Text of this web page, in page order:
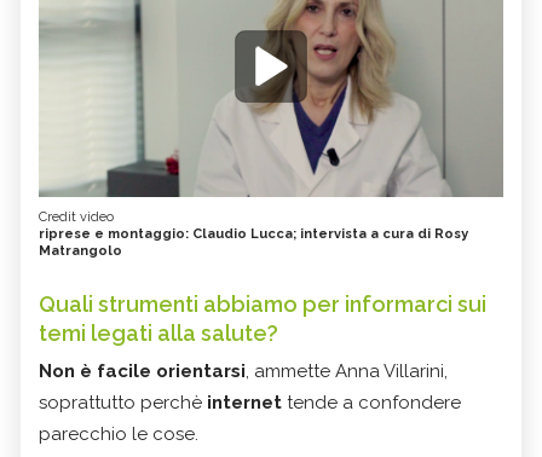
Credit video
riprese e montaggio: Claudio Lucca; intervista a cura di Rosy
Matrangolo
Quali strumenti abbiamo per informarci sui
temi legati alla salute?
Non è facile orientarsi, ammette Anna Villarini,
soprattutto perchè internet tende a confondere
parecchio le cose.